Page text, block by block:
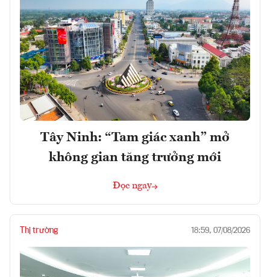
Tây Ninh: “Tam giác xanh” mở
không gian tăng trưởng mới
Đọc ngay
Thị trường 18:59, 07/08/2026